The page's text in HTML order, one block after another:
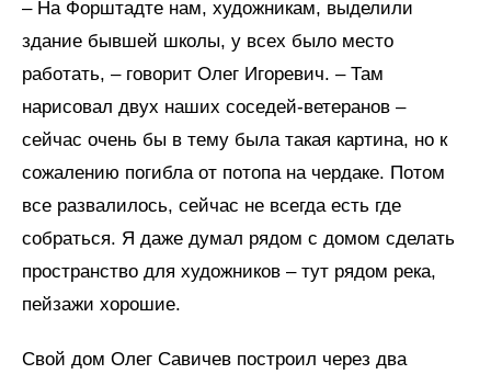
– На Форштадте нам, художникам, выделили
здание бывшей школы, у всех было место
работать, – говорит Олег Игоревич. – Там
нарисовал двух наших соседей-ветеранов –
сейчас очень бы в тему была такая картина, но к
сожалению погибла от потопа на чердаке. Потом
все развалилось, сейчас не всегда есть где
собраться. Я даже думал рядом с домом сделать
пространство для художников – тут рядом река,
пейзажи хорошие.
Свой дом Олег Савичев построил через два